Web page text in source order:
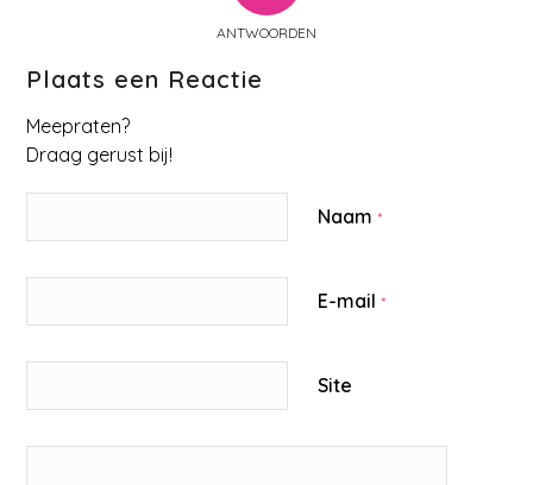
ANTWOORDEN
Plaats een Reactie
Meepraten?
Draag gerust bij!
Naam*
E-mail*
Site